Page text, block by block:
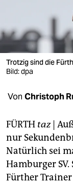
verlag
verlag
veranstaltungen
shop
unterstützen
abo
genossenschaft
Trotzig sind die
Bild: dpa
Von Christoph
FÜRTH taz |
nur
Natürlich sei
Hamburger
Fürther